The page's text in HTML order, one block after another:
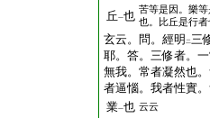
丘一也 苦等是因。樂等
也。比丘是行者
玄云。問。經明 二三
耶。答。三修者。
無我。常者凝然也
者逼惱。我者性實
業一也 云云